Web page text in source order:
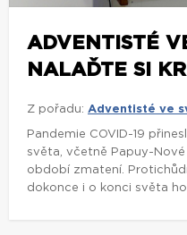
ADVENTISTÉ
NALAĎTE SI
Z pořadu: Adventisté ve
Pandemie COVID-19
světa, včetně Papuy-
období zmatení.
dokonce i o konci světa